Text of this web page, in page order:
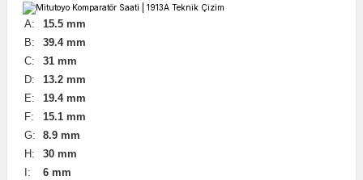
A: 15.5 mm
B:
39.4mm
C:
31 mm
D:
13.2 mm
E:
19.4mm
F:
15.1 mm
G:
8.9 mm
H:
30 mm
I:
6 mm